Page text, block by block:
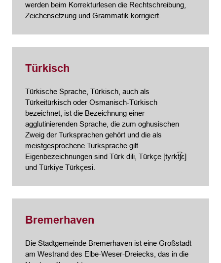
werden beim Korrekturlesen die Rechtschreibung,
Zeichensetzung und Grammatik korrigiert.
Türkisch
Türkische Sprache, Türkisch, auch als
Türkeitürkisch oder Osmanisch-Türkisch
bezeichnet, ist die Bezeichnung einer
agglutinierenden Sprache, die zum oghusischen
Zweig der Turksprachen gehört und die als
meistgesprochene Turksprache gilt.
Eigenbezeichnungen sind Türk dili, Türkçe [tyɾkt͡ʃɛ]
und Türkiye Türkçesi.
Bremerhaven
Die Stadtgemeinde Bremerhaven ist eine Großstadt
am Westrand des Elbe-Weser-Dreiecks, das in die